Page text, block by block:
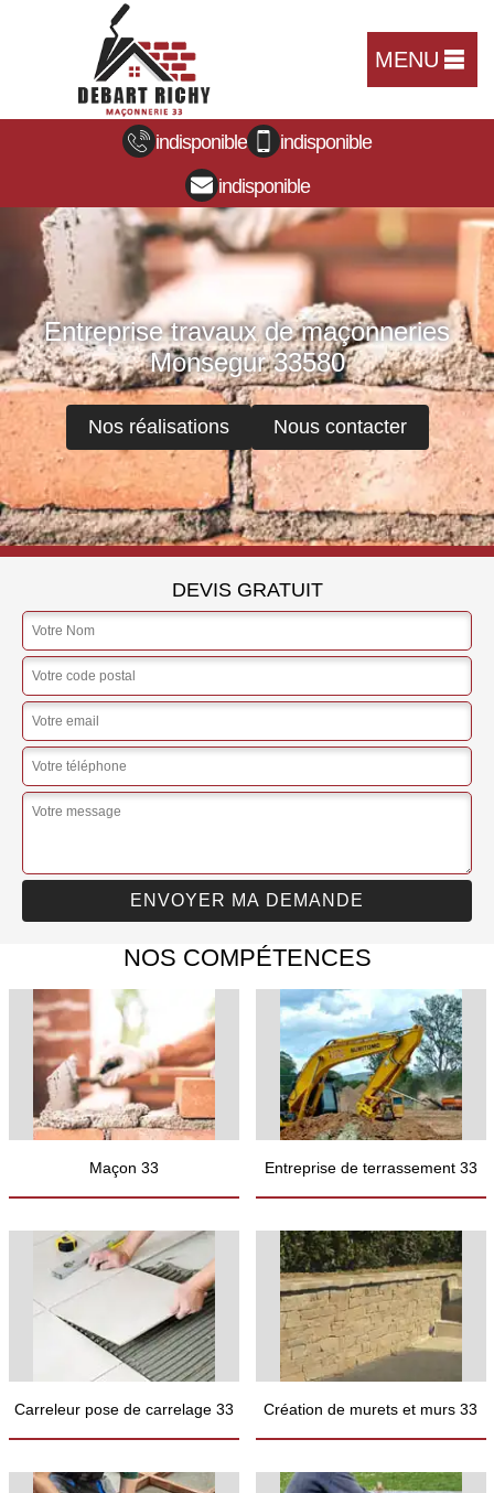
MENU
indisponible
indisponible
indisponible
Entreprise travaux de maçonneries
Monsegur 33580
Nos réalisations Nous contacter
DEVIS GRATUIT
NOS COMPÉTENCES
Maçon 33 Entreprise de terrassement 33
Carreleur pose de carrelage 33 Création de murets et murs 33